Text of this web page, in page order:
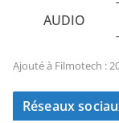
AUDIO
Ajouté à Filmotech :
Réseaux